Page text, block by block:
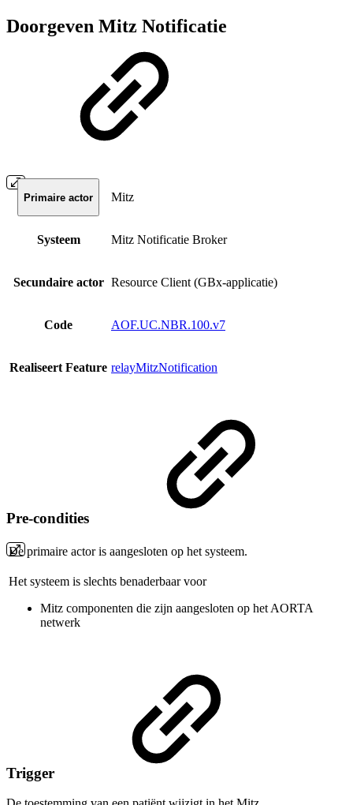
Doorgeven Mitz Notificatie
Primaire actor Mitz
Systeem Mitz Notificatie Broker
Secundaire actor Resource Client (GBx-applicatie)
Code AOF.UC.NBR.100.v7
Realiseert Feature relayMitzNotification
Pre-condities
De primaire actor is aangesloten op het systeem.
Het systeem is slechts benaderbaar voor
Mitz componenten die zijn aangesloten op het AORTA
netwerk
Trigger